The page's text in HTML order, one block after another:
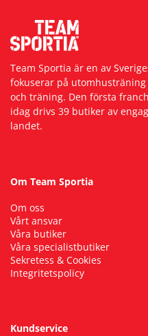
Team Sportia är en av
fokuserar på
och träning. Den första
idag drivs 39 butiker av
landet.
Om Team Sportia
Om oss
Vårt ansvar
Våra butiker
Våra specialistbutiker
Sekretess & Cookies
Integritetspolicy
Kundservice